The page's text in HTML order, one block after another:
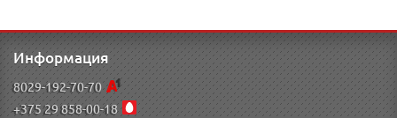
Информация
8029-192-70-70
+375 29 858-00-18